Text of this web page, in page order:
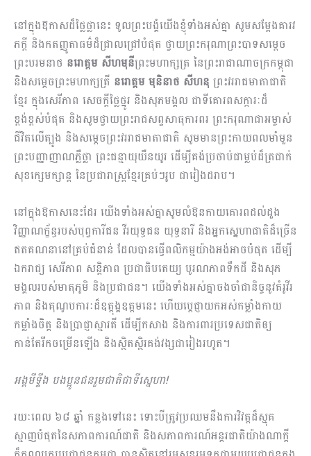
នៅក្នុងឱកាសដ៏ថ្លៃថ្លានេះ ទូលព្រះបង្គំយើងខ្ញុំទាំងអស់គ្នា សូមសម្តែងគារវ
ភក្តី និងកតញ្ញូតាធម៌ដ៏ជ្រាលជ្រៅបំផុត ថ្វាយព្រះករុណាព្រះបាទសម្តេច
ព្រះបរមនាថ នរោត្តម សីហមុនីព្រះមហាក្សត្រ នៃព្រះរាជាណាចក្រកម្ពុជា
និងសម្តេចព្រះមហាក្សត្រី នរោត្តម មុនិនាថ សីហនុ ព្រះវររាជមាតាជាតិ
ខ្មែរ ក្នុងសេរីភាព សេចក្តីថ្លៃថ្នូរ និងសុភមង្គល ជាទីគោរពសក្ការៈដ៏
ខ្ពង់ខ្ពស់បំផុត និងសូមថ្វាយព្រះរាជសព្ទសាធុការពរ ព្រះករុណាជាអម្ចាស់
ជីវិតលើត្បូង និងសម្តេចព្រះវររាជមាតាជាតិ សូមមានព្រះកាយពលមាំមួន
ព្រះបញ្ញាញាណភ្លឺថ្លា ព្រះជន្មាយុយឺនយូរ ដើម្បីគង់ប្រថាប់ជាម្លប់ដ៏ត្រជាក់
សុខក្សេមក្សាន្ត នៃប្រជារាស្ត្រខ្មែរគ្រប់ៗរូប ជារៀងដរាប។
នៅក្នុងឱកាសនេះដែរ យើងទាំងអស់គ្នាសូមលំឱនកាយគោរពដល់ដួង
វិញ្ញាណក្ខ័ន្ធរបស់បុព្វការីជន វីរយុទ្ធជន យុទ្ធនារី និងអ្នកស្នេហាជាតិដ៏ច្រើន
ឥតគណនានៅគ្រប់ជំនាន់ ដែលបានធ្វើពលិកម្មយ៉ាងអង់អាចបំផុត ដើម្បី
ឯករាជ្យ សេរីភាព សន្តិភាព ប្រជាធិបតេយ្យ បូរណភាពទឹកដី និងសុភ
មង្គលរបស់មាតុភូមិ និងប្រជាជន។ យើងទាំងអស់គ្នាចងចាំជានិច្ចនូវគំរូវីរ
ភាព និងគុណូបការៈដ៏ឧត្តុង្គឧត្តមនេះ ហើយប្តេជ្ញាយកអស់កម្លាំងកាយ
កម្លាំងចិត្ត និងប្រាជ្ញាស្មារតី ដើម្បីកសាង និងការពារប្រទេសជាតិឲ្យ
កាន់តែរីកចម្រើនឡើង និងស្ថិតស្ថិរគង់វង្សជារៀងរហូត។
អង្គមីទ្ទីង បងប្អូនជនរួមជាតិជាទីស្នេហា!
រយៈពេល ៦៨ ឆ្នាំ កន្លងទៅនេះ ទោះបីត្រូវប្រឈមនឹងការវិវត្តដ៏ស្មុគ
ស្មាញបំផុតនៃសភាពការណ៍ជាតិ និងសភាពការណ៍អន្តរជាតិយ៉ាងណាក្តី